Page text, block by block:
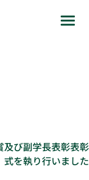
び副学長表彰表彰
式を執り行いました